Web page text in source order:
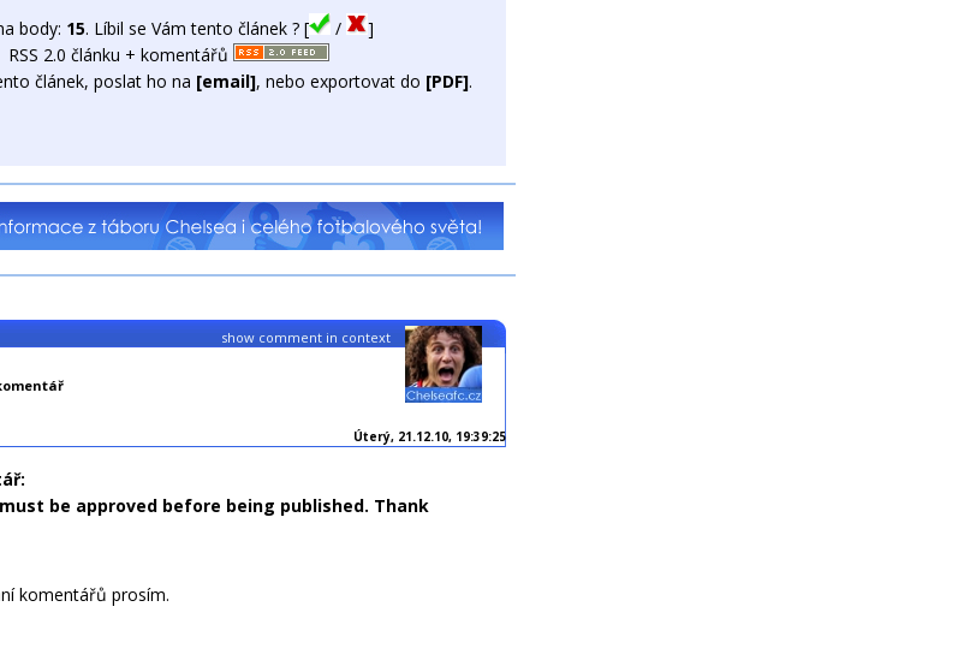
body: 15. Líbil se Vám tento článek ? [ /
]
RSS 2.0 článku + komentářů
článek, poslat ho na [email], nebo exportovat do [PDF].
show comment in context
Úterý, 21.12.10, 19:39:25
be approved before being published. Thank
komentářů prosím.